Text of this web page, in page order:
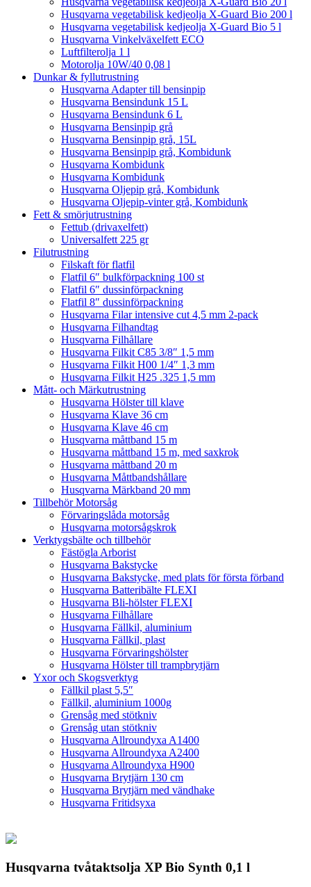
Husqvarna vegetabilisk kedjeolja X-Guard Bio 200 l
Husqvarna vegetabilisk kedjeolja X-Guard Bio 5 l
Husqvarna Vinkelväxelfett ECO
Luftfilterolja 1 l
Motorolja 10W/40 0,08 l
Dunkar & fyllutrustning
Husqvarna Adapter till bensinpip
Husqvarna Bensindunk 15 L
Husqvarna Bensindunk 6 L
Husqvarna Bensinpip grå
Husqvarna Bensinpip grå, 15L
Husqvarna Bensinpip grå, Kombidunk
Husqvarna Kombidunk
Husqvarna Kombidunk
Husqvarna Oljepip grå, Kombidunk
Husqvarna Oljepip-vinter grå, Kombidunk
Fett & smörjutrustning
Fettub (drivaxelfett)
Universalfett 225 gr
Filutrustning
Filskaft för flatfil
Flatfil 6″ bulkförpackning 100 st
Flatfil 6″ dussinförpackning
Flatfil 8″ dussinförpackning
Husqvarna Filar intensive cut 4,5 mm 2-pack
Husqvarna Filhandtag
Husqvarna Filhållare
Husqvarna Filkit C85 3/8″ 1,5 mm
Husqvarna Filkit H00 1/4″ 1,3 mm
Husqvarna Filkit H25 .325 1,5 mm
Mått- och Märkutrustning
Husqvarna Hölster till klave
Husqvarna Klave 36 cm
Husqvarna Klave 46 cm
Husqvarna måttband 15 m
Husqvarna måttband 15 m, med saxkrok
Husqvarna måttband 20 m
Husqvarna Måttbandshållare
Husqvarna Märkband 20 mm
Tillbehör Motorsåg
Förvaringslåda motorsåg
Husqvarna motorsågskrok
Verktygsbälte och tillbehör
Fästögla Arborist
Husqvarna Bakstycke
Husqvarna Bakstycke, med plats för första förband
Husqvarna Batteribälte FLEXI
Husqvarna Bli-hölster FLEXI
Husqvarna Filhållare
Husqvarna Fällkil, aluminium
Husqvarna Fällkil, plast
Husqvarna Förvaringshölster
Husqvarna Hölster till trampbrytjärn
Yxor och Skogsverktyg
Fällkil plast 5,5″
Fällkil, aluminium 1000g
Grensåg med stötkniv
Grensåg utan stötkniv
Husqvarna Allroundyxa A1400
Husqvarna Allroundyxa A2400
Husqvarna Allroundyxa H900
Husqvarna Brytjärn 130 cm
Husqvarna Brytjärn med vändhake
Husqvarna Fritidsyxa
Husqvarna tvåtaktsolja XP Bio Synth 0,1 l